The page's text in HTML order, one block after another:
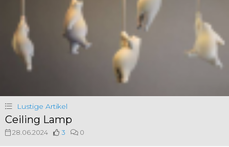
Lustige Artikel
Ceiling Lamp
28.06.2024 3 0